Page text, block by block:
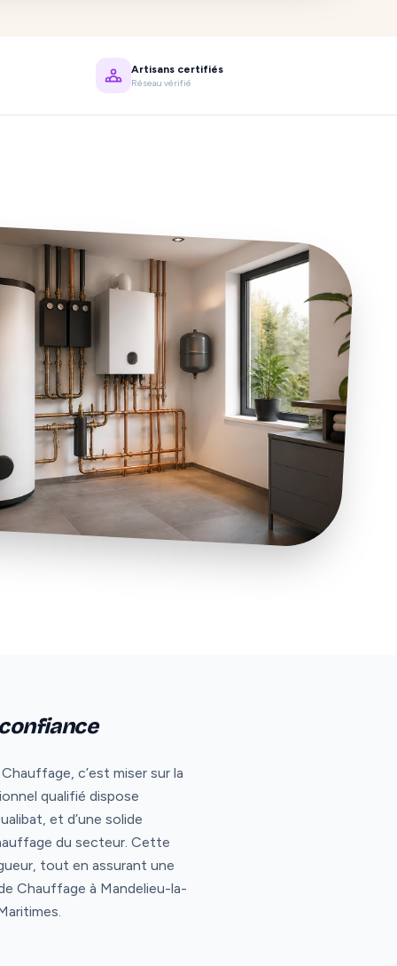
Artisans certifiés
Réseau vérifié
c’est miser sur la
qualifié dispose
et d’une solide
du secteur. Cette
tout en assurant une
Chauffage à Mandelieu-la-